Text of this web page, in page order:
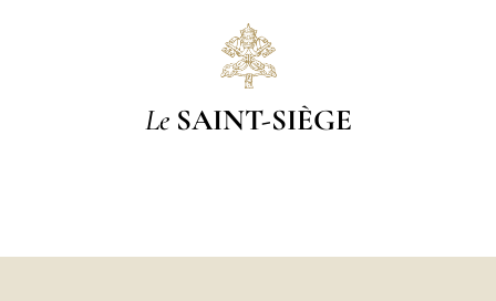
Le SAINT-SIÈGE